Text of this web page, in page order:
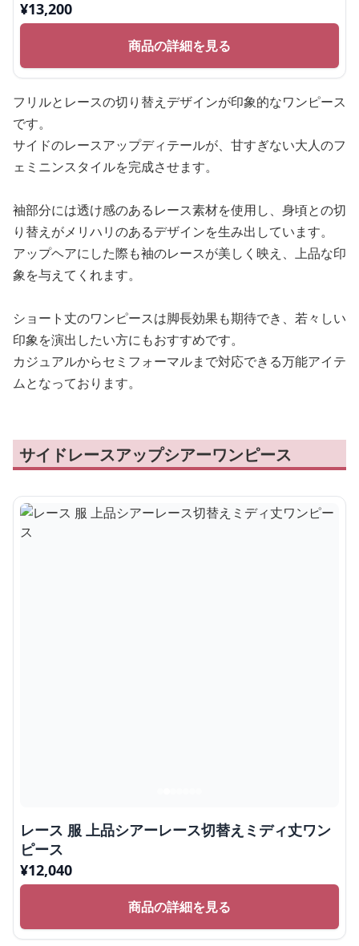
¥13,200
商品の詳細を見る
フリルとレースの切り替えデザインが印象的なワンピース
です。
サイドのレースアップディテールが、甘すぎない大人のフ
ェミニンスタイルを完成させます。
袖部分には透け感のあるレース素材を使用し、身頃との切
り替えがメリハリのあるデザインを生み出しています。
アップヘアにした際も袖のレースが美しく映え、上品な印
象を与えてくれます。
ショート丈のワンピースは脚長効果も期待でき、若々しい
印象を演出したい方にもおすすめです。
カジュアルからセミフォーマルまで対応できる万能アイテ
ムとなっております。
サイドレースアップシアーワンピース
レース 服 上品シアーレース切替えミディ丈ワン
ピース
¥12,040
商品の詳細を見る